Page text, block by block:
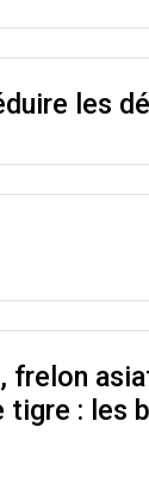
les
frelon
tigre : les